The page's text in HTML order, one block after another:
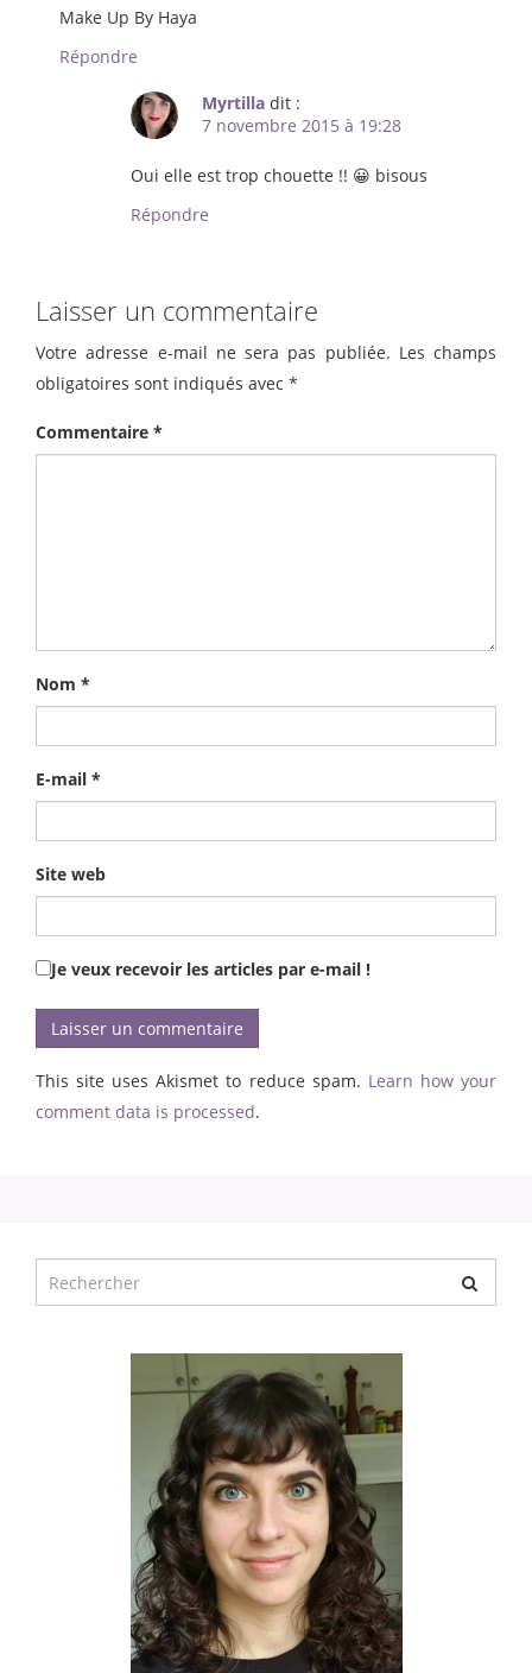
Make Up By Haya
Répondre
Myrtilla dit :
7 novembre 2015 à 19:28
Oui elle est trop chouette !! 😀 bisous
Répondre
Laisser un commentaire
Votre adresse e-mail ne sera pas publiée. Les champs
obligatoires sont indiqués avec *
Commentaire *
Nom *
E-mail *
Site web
Je veux recevoir les articles par e-mail !
This site uses Akismet to reduce spam. Learn how your
comment data is processed.
pour
: